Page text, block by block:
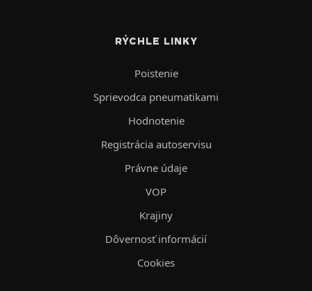
RÝCHLE LINKY
Poistenie
Sprievodca pneumatikami
Hodnotenie
Registrácia autoservisu
Právne údaje
VOP
Krajiny
Dôvernosť informácií
Cookies